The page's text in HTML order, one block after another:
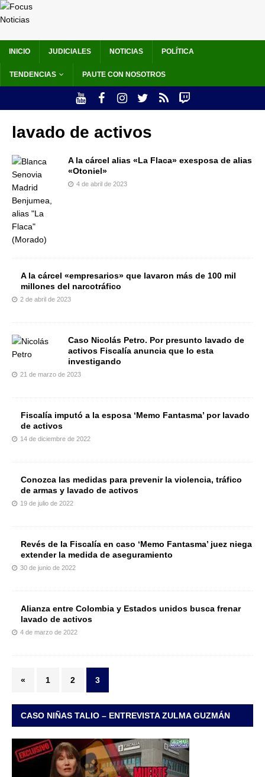
INICIO JUDICIALES NOTICIAS POLÍTICA
TENDENCIAS PAUTE CON NOSOTROS
lavado de activos
A la cárcel alias «La Flaca» exesposa de alias
«Otoniel»
4 de abril de 2023
A la cárcel «empresarios» que lavaron más de 100 mil
millones del narcotráfico
2 de abril de 2023
Caso Nicolás Petro. Por presunto lavado de
activos Fiscalía anuncia que lo esta
investigando
21 de marzo de 2023
Fiscalía imputó a la esposa ‘Memo Fantasma’ por lavado
de activos
14 de diciembre de 2022
Conozca las medidas para prevenir la violencia, tráfico
de armas y lavado de activos
19 de julio de 2022
Revés de la Fiscalía en caso ‘Memo Fantasma’ juez niega
extender la medida de aseguramiento
30 de junio de 2022
Alianza entre Colombia y Estados unidos busca frenar
lavado de activos
4 de marzo de 2022
« 1 2 3
CASO NIÑAS TALIO – ENTREVISTA ZULMA GUZMÁN